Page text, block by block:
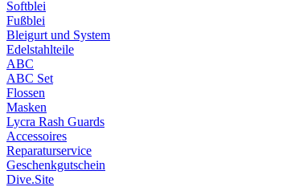
Softblei
Fußblei
Bleigurt und System
Edelstahlteile
ABC
ABC Set
Flossen
Masken
Lycra Rash Guards
Accessoires
Reparaturservice
Geschenkgutschein
Dive.Site